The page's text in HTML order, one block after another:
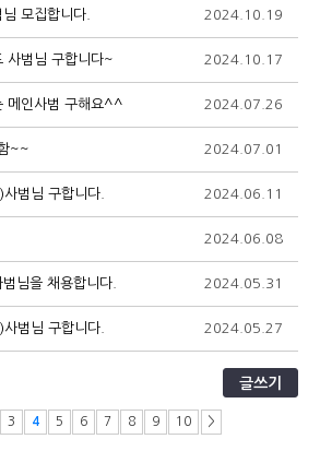
모집합니다. 2024.10.19
사범님 구합니다~ 2024.10.17
메인사범 구해요^^ 2024.07.26
~~ 2024.07.01
범님 구합니다. 2024.06.11
2024.06.08
님을 채용합니다. 2024.05.31
범님 구합니다. 2024.05.27
글쓰기
3 4 5 6 7 8 9 10 >